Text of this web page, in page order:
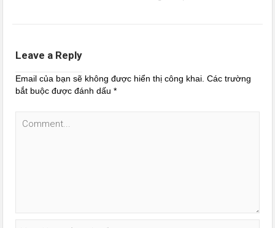
Leave a Reply
Email của bạn sẽ không được hiển thị công khai. Các trường
bắt buộc được đánh dấu*